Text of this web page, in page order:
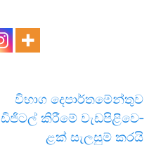
විභාග දෙපා­ර්ත­මේ­න්තුව
ඩිජි­ටල් කිරීමේ වැඩ­පි­ළි­වෙ­
ළක් සැල­සුම් කරයි